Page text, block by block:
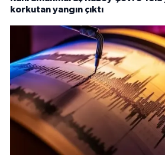
korkutan yangın çıktı